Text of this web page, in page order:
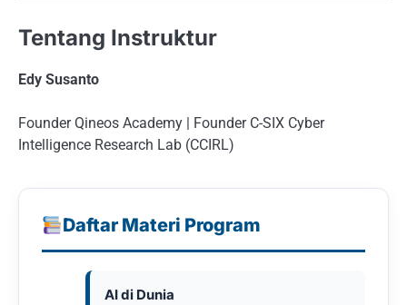
Tentang Instruktur
Edy Susanto
Founder Qineos Academy | Founder C-SIX Cyber
Intelligence Research Lab (CCIRL)
Daftar Materi Program
AI di Dunia